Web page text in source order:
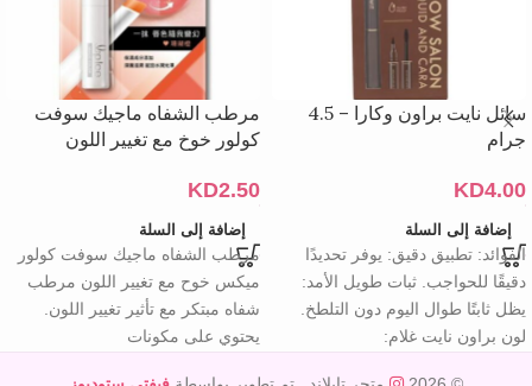
سائل نايت براون وكارا – 4.5
جرام
KD4.00
إضافة إلى السلة
الفوائد: تطبيق دقيق: يوفر تحديدًا
دقيقًا للحواجب. ثبات طويل الأمد:
يظل ثابتًا طوال اليوم دون التلطخ.
لون براون نايت غلام:
مرطب الشفاه ماجيك سوفت
كولور خوخ مع تغيير اللون
KD2.50
إضافة إلى السلة
مرطب الشفاه ماجيك سوفت كولور
ميكس خوح مع تغيير اللون مرطب
شفاه مبتكر مع تأثير تغيير اللون.
يحتوي على مكونات